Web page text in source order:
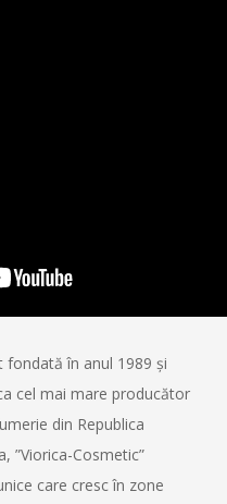
fondată în anul 1989 și
cel mai mare producător
din Republica
”Viorica-Cosmetic”
care cresc în zone